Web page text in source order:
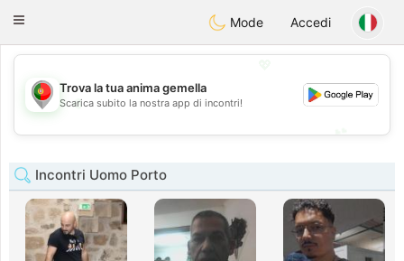
Portugues
Toggle
Mode Accedi
💖
💕
Trova la tua anima gemella
Scarica subito la nostra app di incontri!
Incontri Uomo Porto